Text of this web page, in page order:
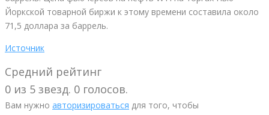
Йоркской товарной биржи к этому времени составила около
71,5 доллара за баррель.
Источник
Средний рейтинг
0 из 5 звезд. 0 голосов.
Вам нужно авторизироваться для того, чтобы